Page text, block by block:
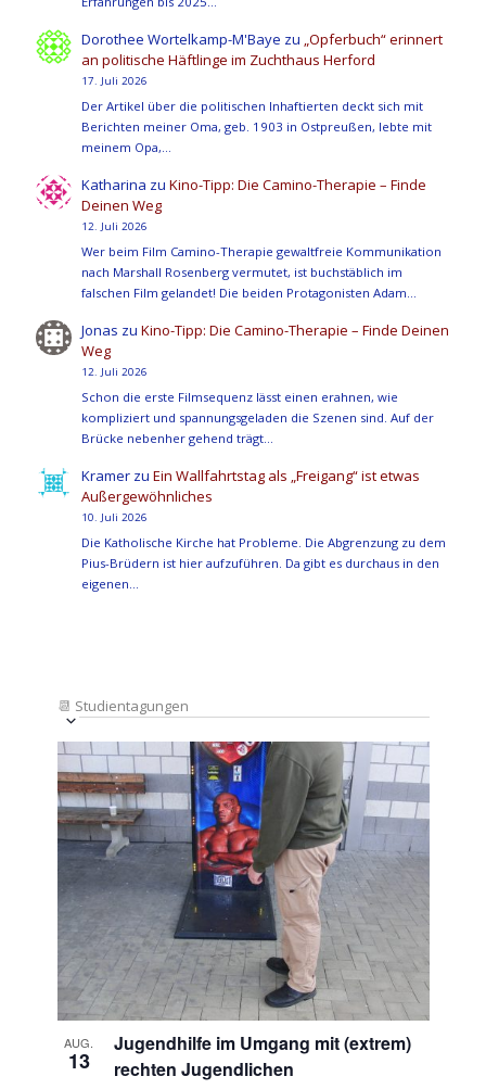
Dorothee Wortelkamp-M'Baye zu „Opferbuch“ erinnert
an politische Häftlinge im Zuchthaus Herford
17. Juli 2026
Der Artikel über die politischen Inhaftierten deckt sich mit
Berichten meiner Oma, geb. 1903 in Ostpreußen, lebte mit
meinem Opa,…
Katharina zuKino-Tipp: Die Camino-Therapie – Finde
Deinen Weg
12. Juli 2026
Wer beim Film Camino-Therapie gewaltfreie Kommunikation
nach Marshall Rosenberg vermutet, ist buchstäblich im
falschen Film gelandet! Die beiden Protagonisten Adam…
Jonas zuKino-Tipp: Die Camino-Therapie – Finde Deinen
Weg
12. Juli 2026
Schon die erste Filmsequenz lässt einen erahnen, wie
kompliziert und spannungsgeladen die Szenen sind. Auf der
Brücke nebenher gehend trägt…
Kramer zuEin Wallfahrtstag als „Freigang“ ist etwas
Außergewöhnliches
10. Juli 2026
Die Katholische Kirche hat Probleme. Die Abgrenzung zu dem
Pius-Brüdern ist hier aufzuführen. Da gibt es durchaus in den
eigenen…
📆 Studientagungen
Ansichten-
Navigation
Veranstaltung
Ansichten-
Navigation
Datum
auswählen.
List
of
Veranstaltungen
in
Photo
View
AUG.
13
Jugendhilfe im Umgang mit (extrem)
rechten Jugendlichen